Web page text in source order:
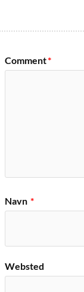
Comment*
Navn *
Websted